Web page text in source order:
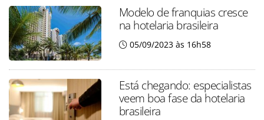
Modelo de franquias cresce
na hotelaria brasileira
05/09/2023 às 16h58
Está chegando: especialistas
veem boa fase da hotelaria
brasileira